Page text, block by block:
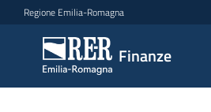
Vai al contenuto
Vai alla navigazione
Vai al footer
Regione Emilia-Romagna
Finanze
Finanze